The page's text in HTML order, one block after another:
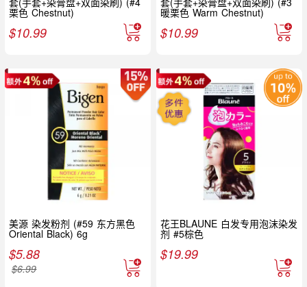
栗色 Chestnut)
$10.99
暖栗色 Warm Chestnut)
$10.99
美源 染发粉剂 (#59 东方黑色
Oriental Black) 6g
$5.88
$6.99
花王BLAUNE 白发专用泡沫染发
剂 #5棕色
$19.99